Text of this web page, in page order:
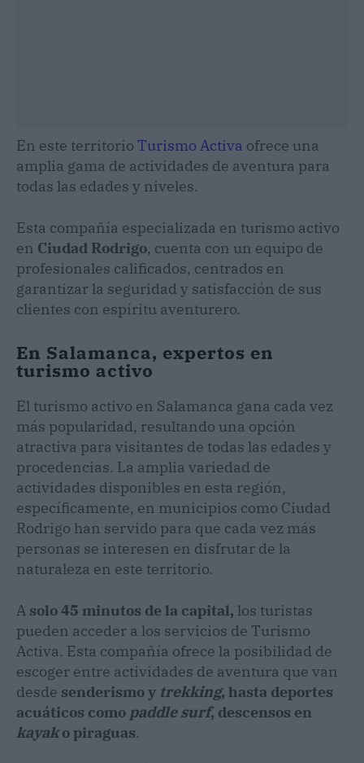
En este territorio Turismo Activa ofrece una
amplia gama de actividades de aventura para
todas las edades y niveles.
Esta compañía especializada en turismo activo
en Ciudad Rodrigo, cuenta con un equipo de
profesionales calificados, centrados en
garantizar la seguridad y satisfacción de sus
clientes con espíritu aventurero.
En Salamanca, expertos en
turismo activo
El turismo activo en Salamanca gana cada vez
más popularidad, resultando una opción
atractiva para visitantes de todas las edades y
procedencias. La amplia variedad de
actividades disponibles en esta región,
específicamente, en municipios como Ciudad
Rodrigo han servido para que cada vez más
personas se interesen en disfrutar de la
naturaleza en este territorio.
A solo 45 minutos de la capital, los turistas
pueden acceder a los servicios de Turismo
Activa. Esta compañía ofrece la posibilidad de
escoger entre actividades de aventura que van
desde senderismo y trekking, hasta deportes
acuáticos como paddle surf, descensos en
kayako piraguas.